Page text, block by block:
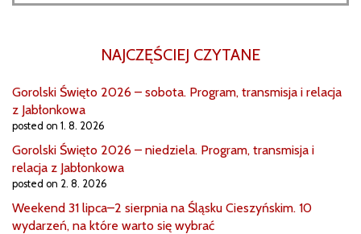
NAJCZĘŚCIEJ CZYTANE
Gorolski Święto 2026 – sobota. Program, transmisja i relacja
z Jabłonkowa
posted on 1. 8. 2026
Gorolski Święto 2026 – niedziela. Program, transmisja i
relacja z Jabłonkowa
posted on 2. 8. 2026
Weekend 31 lipca–2 sierpnia na Śląsku Cieszyńskim. 10
wydarzeń, na które warto się wybrać